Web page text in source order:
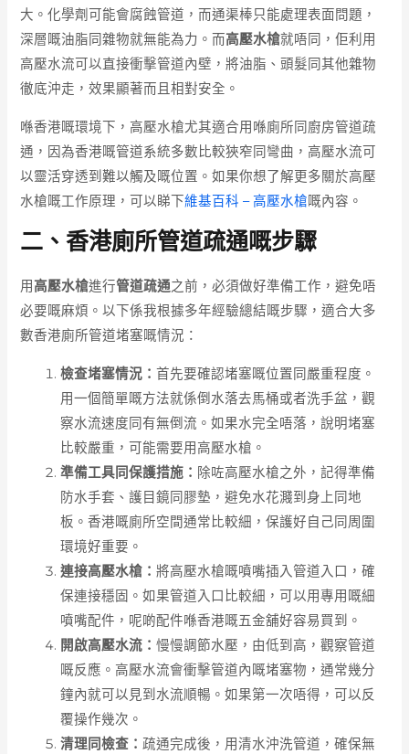
大。化學劑可能會腐蝕管道，而通渠棒只能處理表面問題，
深層嘅油脂同雜物就無能為力。而高壓水槍就唔同，佢利用
高壓水流可以直接衝擊管道內壁，將油脂、頭髮同其他雜物
徹底沖走，效果顯著而且相對安全。
喺香港嘅環境下，高壓水槍尤其適合用喺廁所同廚房管道疏
通，因為香港嘅管道系統多數比較狹窄同彎曲，高壓水流可
以靈活穿透到難以觸及嘅位置。如果你想了解更多關於高壓
水槍嘅工作原理，可以睇下維基百科 – 高壓水槍嘅內容。
二、香港廁所管道疏通嘅步驟
用 高壓水槍進行管道疏通之前，必須做好準備工作，避免唔
必要嘅麻煩。以下係我根據多年經驗總結嘅步驟，適合大多
數香港廁所管道堵塞嘅情況：
檢查堵塞情況：首先要確認堵塞嘅位置同嚴重程度。
用一個簡單嘅方法就係倒水落去馬桶或者洗手盆，觀
察水流速度同有無倒流。如果水完全唔落，說明堵塞
比較嚴重，可能需要用高壓水槍。
準備工具同保護措施： 除咗高壓水槍之外，記得準備
防水手套、護目鏡同膠墊，避免水花濺到身上同地
板。香港嘅廁所空間通常比較細，保護好自己同周圍
環境好重要。
連接高壓水槍：將高壓水槍嘅噴嘴插入管道入口，確
保連接穩固。如果管道入口比較細，可以用專用嘅細
噴嘴配件，呢啲配件喺香港嘅五金舖好容易買到。
開啟高壓水流：慢慢調節水壓，由低到高，觀察管道
嘅反應。高壓水流會衝擊管道內嘅堵塞物，通常幾分
鐘內就可以見到水流順暢。如果第一次唔得，可以反
覆操作幾次。
清理同檢查：疏通完成後，用清水沖洗管道，確保無